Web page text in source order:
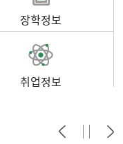
장학정보
취업정보